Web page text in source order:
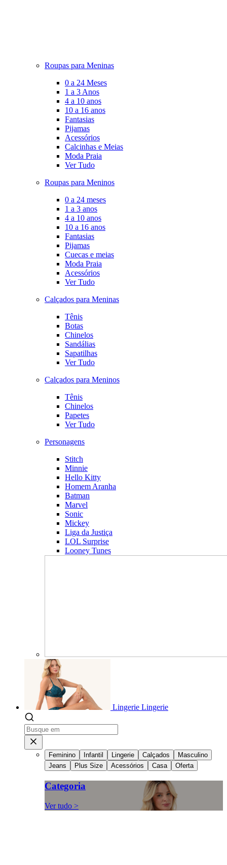
Roupas para Meninas
0 a 24 Meses
1 a 3 Anos
4 a 10 anos
10 a 16 anos
Fantasias
Pijamas
Acessórios
Calcinhas e Meias
Moda Praia
Ver Tudo
Roupas para Meninos
0 a 24 meses
1 a 3 anos
4 a 10 anos
10 a 16 anos
Fantasias
Pijamas
Cuecas e meias
Moda Praia
Acessórios
Ver Tudo
Calçados para Meninas
Tênis
Botas
Chinelos
Sandálias
Sapatilhas
Ver Tudo
Calçados para Meninos
Tênis
Chinelos
Papetes
Ver Tudo
Personagens
Stitch
Minnie
Hello Kitty
Homem Aranha
Batman
Marvel
Sonic
Mickey
Liga da Justiça
LOL Surprise
Looney Tunes
Lingerie Lingerie
Feminino Infantil Lingerie Calçados
Masculino
Jeans
Plus Size Acessórios Casa Oferta
Categoria
Ver tudo >